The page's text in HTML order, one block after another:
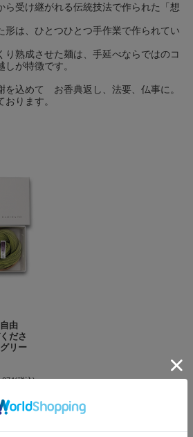
ら受け継がれる伝統技法で作られた「想
形は、ひとつひとつ手作業で作られてい
り熟成させた麺は、手延べならではのコ
が特徴です。
を込めて お香典返し、法要、仏事に。
ります。
自由
ださ
リー
(税込)